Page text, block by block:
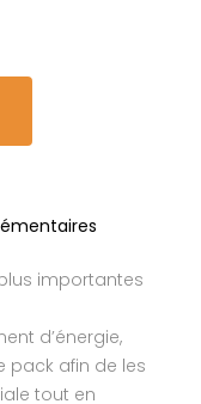
importantes
d’énergie,
pack afin de les
tout en